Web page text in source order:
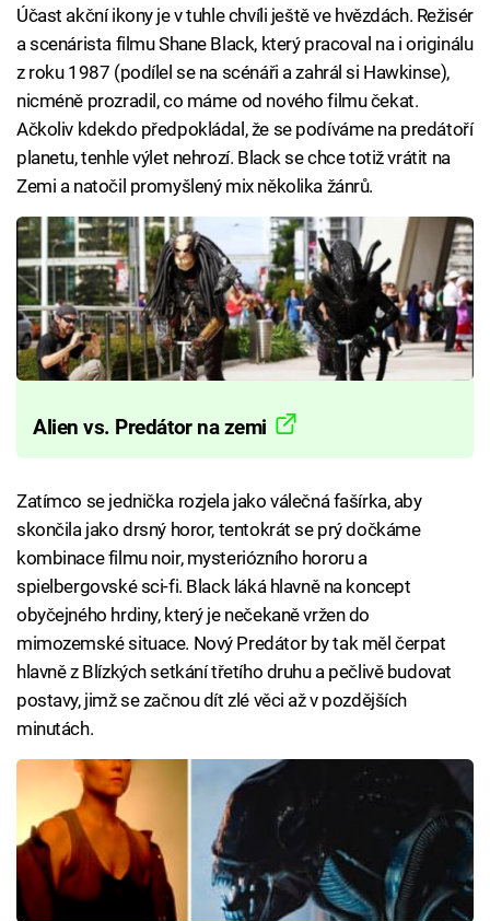
Účast akční ikony je v tuhle chvíli ještě ve hvězdách. Režisér
a scenárista filmu Shane Black, který pracoval na i originálu
z roku 1987 (podílel se na scénáři a zahrál si Hawkinse),
nicméně prozradil, co máme od nového filmu čekat.
Ačkoliv kdekdo předpokládal, že se podíváme na predátoří
planetu, tenhle výlet nehrozí. Black se chce totiž vrátit na
Zemi a natočil promyšlený mix několika žánrů.
Alien vs. Predátor na zemi
Zatímco se jednička rozjela jako válečná fašírka, aby
skončila jako drsný horor, tentokrát se prý dočkáme
kombinace filmu noir, mysteriózního hororu a
spielbergovské sci-fi. Black láká hlavně na koncept
obyčejného hrdiny, který je nečekaně vržen do
mimozemské situace. Nový Predátor by tak měl čerpat
hlavně z Blízkých setkání třetího druhu a pečlivě budovat
postavy, jimž se začnou dít zlé věci až v pozdějších
minutách.